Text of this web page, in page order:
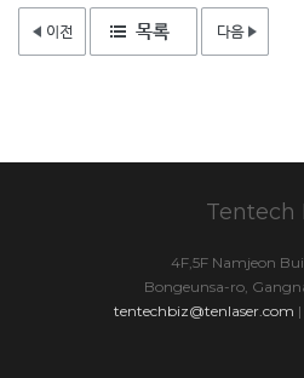
Tentech
4F,5F Namjeon
Bongeunsa-ro,
tentechbiz@tenlaser.com |